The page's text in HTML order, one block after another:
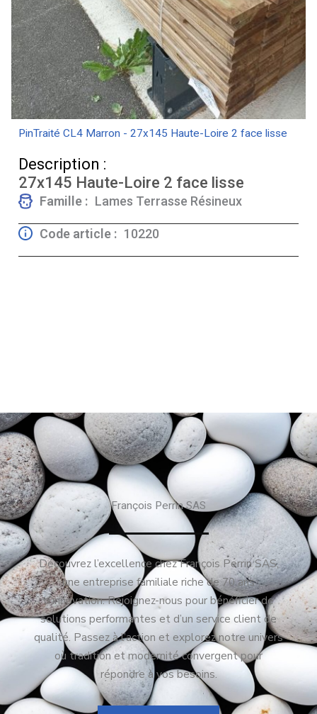
PinTraité CL4 Marron - 27x145 Haute-Loire 2 face lisse
Description :
27x145 Haute-Loire 2 face lisse
Famille : Lames Terrasse Résineux
Code article : 10220
François Perrin SAS
Découvrez l’excellence chez François Perrin SAS,
une entreprise familiale riche de 70 ans
d’innovation. Rejoignez-nous pour bénéficier de
solutions performantes et d’un service client de
qualité. Passez à l’action et explorez notre univers
où tradition et modernité convergent pour
répondre à vos besoins.